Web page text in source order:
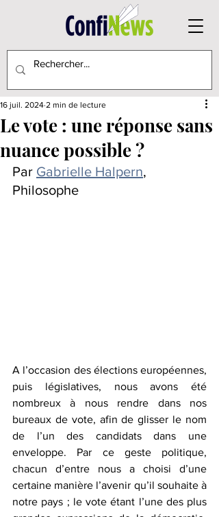
Le vote : une réponse sans
nuance possible ?
16 juil. 2024 2 min de lecture
Par Gabrielle Halpern,
Philosophe
A l’occasion des élections européennes,
puis législatives, nous avons été
nombreux à nous rendre dans nos
bureaux de vote, afin de glisser le nom
de l’un des candidats dans une
enveloppe. Par ce geste politique,
chacun d’entre nous a choisi d’une
certaine manière l’avenir qu’il souhaite à
notre pays ; le vote étant l’une des plus